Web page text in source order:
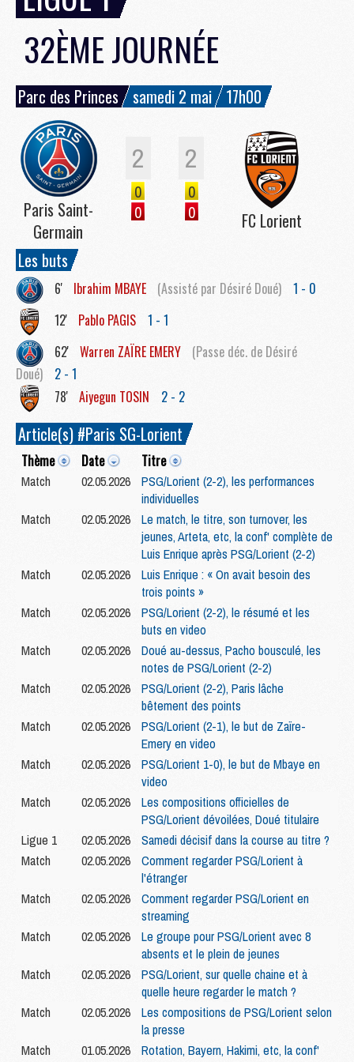
32ÈME JOURNÉE
Parc des Princes samedi 2 mai 17h00
Paris Saint-
Germain
2 2
0
0
0
0
FC Lorient
Les buts
6' Ibrahim MBAYE (Assisté par Désiré Doué)
1 - 0
12'
Pablo PAGIS
1 - 1
62' Warren ZAÏRE EMERY
(Passe déc. de Désiré
Doué)
2 - 1
78' Aiyegun TOSIN 2 - 2
Article(s) #Paris SG-Lorient
Thème Date Titre
Match 02.05.2026
PSG/Lorient (2-2), les performances
individuelles
Match
02.05.2026
Le match, le titre, son turnover, les
jeunes, Arteta, etc, la conf' complète de
Luis Enrique après PSG/Lorient (2-2)
Match
02.05.2026
Luis Enrique : « On avait besoin des
trois points »
Match
02.05.2026
PSG/Lorient (2-2), le résumé et les
buts en video
Match
02.05.2026
Doué au-dessus, Pacho bousculé, les
notes de PSG/Lorient (2-2)
Match
02.05.2026
PSG/Lorient (2-2), Paris lâche
bêtement des points
Match
02.05.2026
PSG/Lorient (2-1), le but de Zaïre-
Emery en video
Match
02.05.2026
PSG/Lorient 1-0), le but de Mbaye en
video
Match
02.05.2026
Les compositions officielles de
PSG/Lorient dévoilées, Doué titulaire
Ligue 1
02.05.2026
Samedi décisif dans la course au titre ?
Match
02.05.2026
Comment regarder PSG/Lorient à
l'étranger
Match
02.05.2026
Comment regarder PSG/Lorient en
streaming
Match
02.05.2026
Le groupe pour PSG/Lorient avec 8
absents et le plein de jeunes
Match
02.05.2026
PSG/Lorient, sur quelle chaine et à
quelle heure regarder le match ?
Match
02.05.2026
Les compositions de PSG/Lorient selon
la presse
Match
01.05.2026
Rotation, Bayern, Hakimi, etc, la conf'